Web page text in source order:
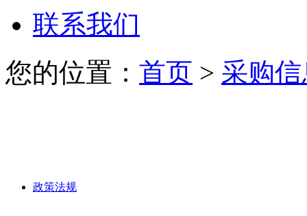
联系我们
您的位置： 首页 > 采购
政策法规